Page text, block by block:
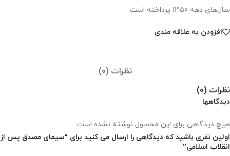
سال‌های دهه 1350 پرداخته است.
افزودن به علاقه مندی
نظرات (0)
نظرات (0)
دیدگاهها
هیچ دیدگاهی برای این محصول نوشته نشده است.
اولین نفری باشید که دیدگاهی را ارسال می کنید برای “سیمای مصدق پس از
انقلاب اسلامی”